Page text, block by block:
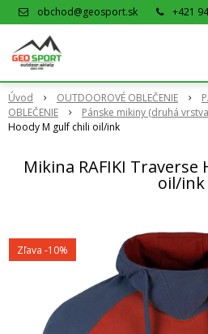
obchod@geosport.sk +421
Úvod OUTDOOROVÉ OBLEČENIE
OBLEČENIE
Pánske mikiny (druhá
Hoody M gulf chili oil/ink
Mikina RAFIKI
oil/ink
Zľava -10%